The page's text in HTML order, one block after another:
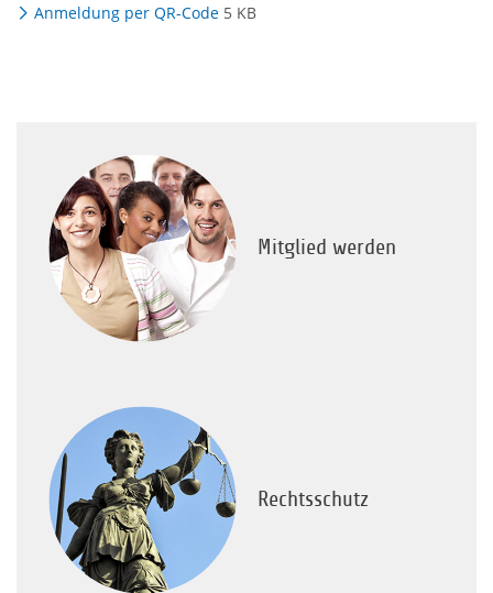
Anmeldung per QR-Code 5 KB
Mitglied werden
Rechtsschutz